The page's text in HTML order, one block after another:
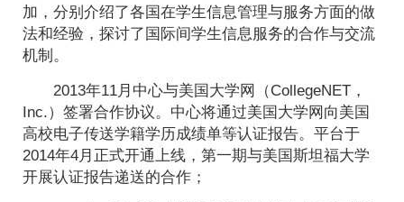
加，分别介绍了各国在学生信息管理与服务方面的做
法和经验，探讨了国际间学生信息服务的合作与交流
机制。
2013年11月中心与美国大学网（CollegeNET，
Inc.）签署合作协议。中心将通过美国大学网向美国
高校电子传送学籍学历成绩单等认证报告。平台于
2014年4月正式开通上线，第一期与美国斯坦福大学
开展认证报告递送的合作；